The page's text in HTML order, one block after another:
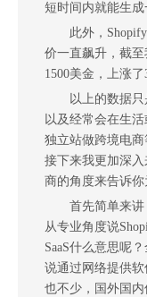
短时间内就能生
此外，
价一直飙升，截
1500美金，上涨了
以上的数据
以及经常会在生
独立站做跨境电
接下来我更加深
商的角度来告诉你
首先简单来讲
从专业角度说
SaaS什么意思呢
说通过网络提供
也不少，国外国内